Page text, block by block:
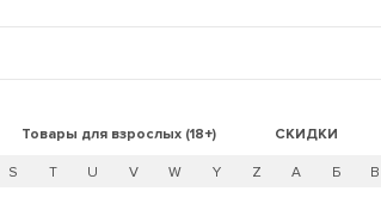
Товары для взрослых (18+) СКИДКИ
S T U V W Y Z А Б В